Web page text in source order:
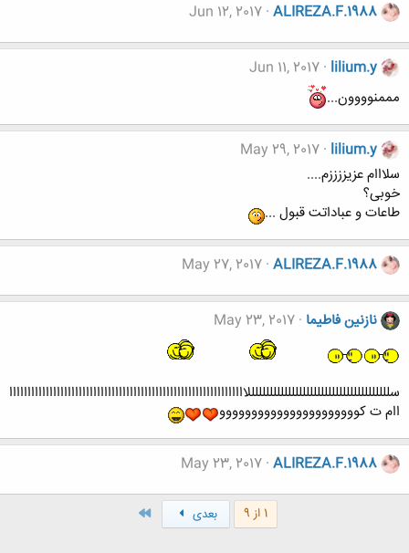
ALIREZA.F.1988
Jun 12, 2017
lilium.y
Jun 11, 2017
مممنوووون...
lilium.y
May 29, 2017
سلااام عزیززززم....
خوبی؟
طاعات و عباداتت قبول ...
ALIREZA.F.1988
May 27, 2017
نازنین فاطیما May 23, 2017
سلللللللللللللللللللللللللللللللللللللللااااااااااااااااااااااااااااااااااااااااااااااااااااااااااااااااا
اام ت کوووووووووووووووووووووو
ALIREZA.F.1988
May 23, 2017
1 از 9 بعدی